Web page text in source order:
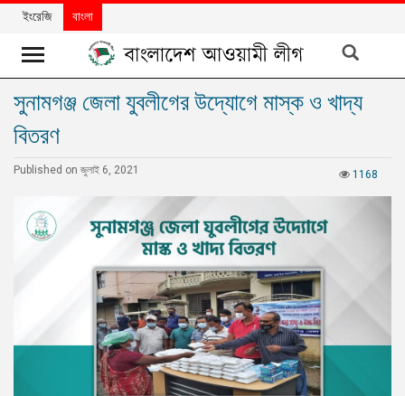
খবর
দলের
নিবন্ধ
ইংরেজি বাংলা
সুনামগঞ্জ জেলা যুবলীগের উদ্যোগে মাস্ক ও খাদ্য
বিতরণ
1168
Published on জুলাই 6, 2021